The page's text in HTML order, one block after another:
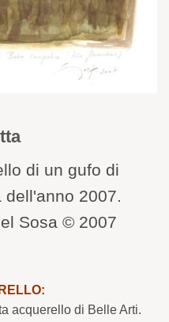
di un gufo di
dell'anno 2007.
Sosa © 2007
acquerello di Belle Arti.